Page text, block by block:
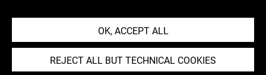
OK, ACCEPT ALL
REJECT ALL BUT TECHNICAL COOKIES